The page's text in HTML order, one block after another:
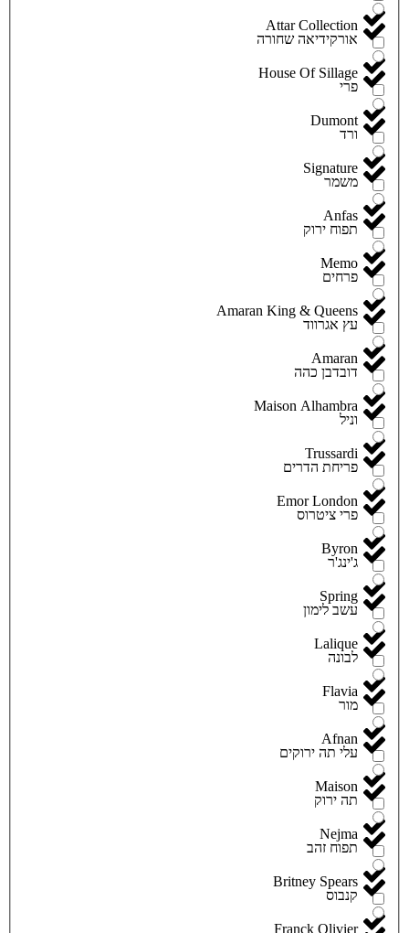
Attar Collection
House Of Sillage
Dumont
Signature
Anfas
Memo
Amaran King & Queens
Amaran
Maison Alhambra
Trussardi
Emor London
Byron
Spring
Lalique
Flavia
Afnan
Maison
Nejma
Britney Spears
Franck Olivier
אורקידיאה שחורה
פרי
ורד
משמר
תפוח ירוק
פרחים
עץ אגרווד
דובדבן כהה
וניל
פריחת הדרים
פרי ציטרוס
ג'ינג'ר
עשב לימון
לבונה
מור
עלי תה ירוקים
תה ירוק
תפוח זהב
קנבוס